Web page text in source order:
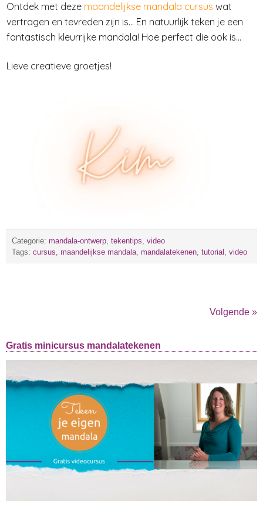
Ontdek met deze maandelijkse mandala cursus wat
vertragen en tevreden zijn is... En natuurlijk teken je een
fantastisch kleurrijke mandala! Hoe perfect die ook is...
Lieve creatieve groetjes!
Categorie: mandala-ontwerp tekentips video
Tags: cursus maandelijkse mandala mandalatekenen tutorial video
Volgende »
Gratis minicursus mandalatekenen